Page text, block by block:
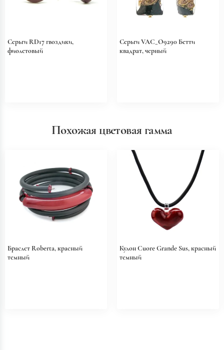
Серьги RD17 гвоздики,
фиолетовый
Серьги VAC_O9290 Бетти
квадрат, черный
Похожая цветовая гамма
Браслет Roberta, красный
темный
Кулон Cuore Grande Sus, красный
темный